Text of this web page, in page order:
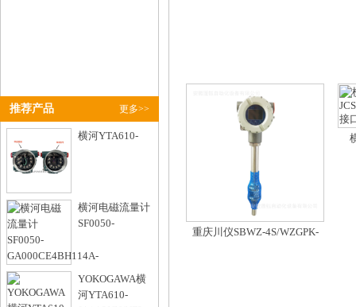
更多>>
推荐产品
横河YTA610-
JB1A2DN/A/NS2温度变送器 4线
制Pt100带可拆装避雷器
型号：
横河电磁流量计
SF0050-
GA000CE4BH114A-1JA12/CH
型号：
YOKOGAWA横
河YTA610-
重庆川仪SBWZ-4S/WZGPK-